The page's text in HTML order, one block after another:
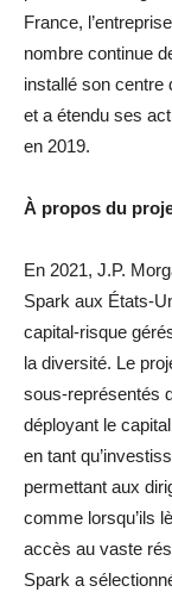
France,
nombre continue
installé son centre
et a étendu ses
en 2019.
À propos du
En 2021, J.P.
Spark aux États-
capital-risque
la diversité. Le
sous-représentés
déployant le
en tant
permettant aux
comme lorsqu’ils
accès au vaste
Spark a